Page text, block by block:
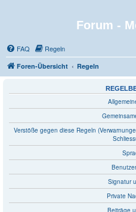
Forum -
FAQ Regeln
Foren-Übersicht Regeln
Verstöße gegen diese Regeln
Signatur
Private
Beiträge